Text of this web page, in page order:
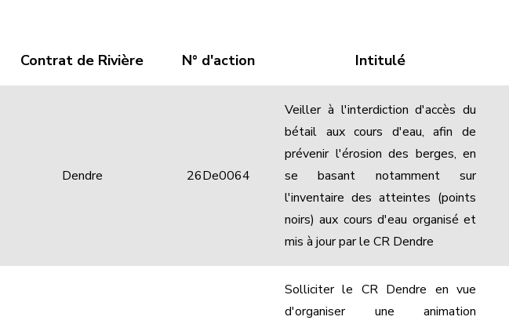
Contrat de Rivière N° d'action Intitulé
Dendre 26De0064
Veiller à l'interdiction d'accès du
bétail aux cours d'eau, afin de
prévenir l'érosion des berges, en
se basant notamment sur
l'inventaire des atteintes (points
noirs) aux cours d'eau organisé et
mis à jour par le CR Dendre
Solliciter le CR Dendre en vue
d'organiser une animation